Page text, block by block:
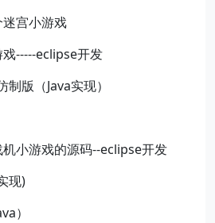
迷宫小游戏
-----eclipse开发
版（Java实现）
小游戏的源码--eclipse开发
现)
）